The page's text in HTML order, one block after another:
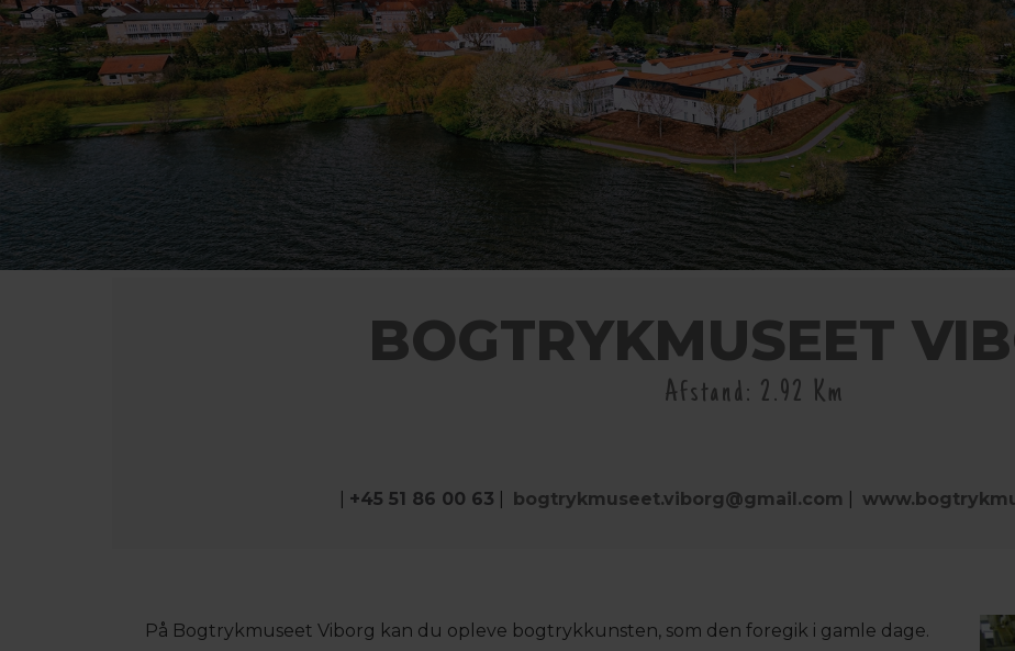
BOGTRYKMUSEET
Afstand: 2.92 Km
+45 51 86 00 63 bogtrykmuseet.viborg@gmail.com
På Bogtrykmuseet Viborg kan du opleve bogtrykkunsten, som den foregik i gamle dage.